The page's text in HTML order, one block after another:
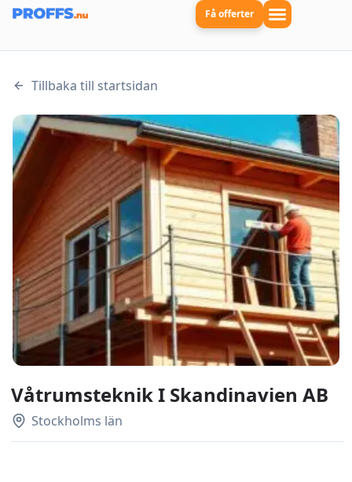
Få offerter
Tillbaka till startsidan
Våtrumsteknik I Skandinavien AB
Stockholms län